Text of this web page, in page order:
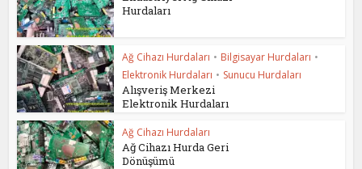
Hurdaları
Ağ Cihazı Hurdaları • Bilgisayar Hurdaları •
Elektronik Hurdaları • Sunucu Hurdaları
Alışveriş Merkezi
Elektronik Hurdaları
Ağ Cihazı Hurdaları
Ağ Cihazı Hurda Geri
Dönüşümü